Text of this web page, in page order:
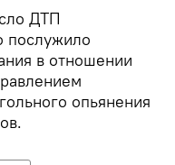
ДТП
послужило
в отношении
опьянения